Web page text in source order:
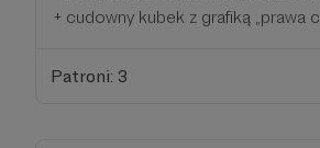
+ cudowny kubek z grafiką „prawa
Patroni: 3